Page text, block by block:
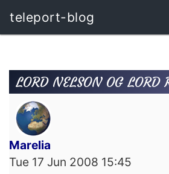
teleport-blog
LORD NELSON OG
Marelia
Tue 17 Jun 2008 15:45